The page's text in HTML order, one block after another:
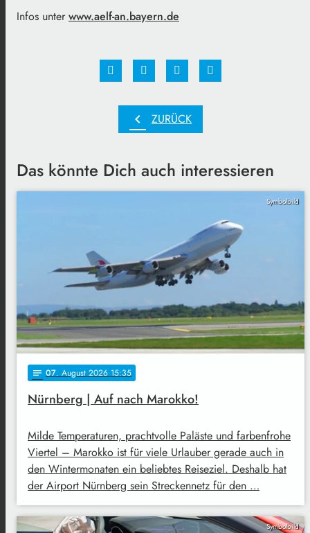
Infos unter www.aelf-an.bayern.de
chevron_left ZURÜCK
Das könnte Dich auch interessieren
Symbolbild
notes 07. August 2026 15:35
Nürnberg | Auf nach Marokko!
Milde Temperaturen, prachtvolle Paläste und farbenfrohe
Viertel – Marokko ist für viele Urlauber gerade auch in
den Wintermonaten ein beliebtes Reiseziel. Deshalb hat
der Airport Nürnberg sein Streckennetz für den …
Symbolbild